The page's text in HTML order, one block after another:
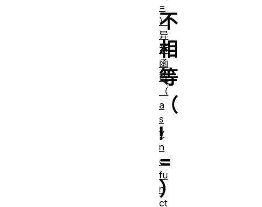
不
相
等
（
!
=
）
=
）
异
步
函
数
（
a
s
y
n
c
fu
n
ct